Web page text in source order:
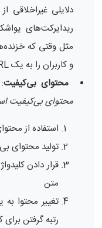
دلایلی
و کاربران را به یک URL دیگر هدایت کند.
محتوای بی‌کیفیت:
محتوای بی‌کیفیت
استفاده از
تولید محتوای
قرار دادن
متن
تغییر محتوا
رتبه گرفتن برای